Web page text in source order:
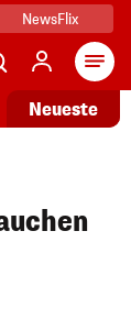
NewsFlix
Neueste